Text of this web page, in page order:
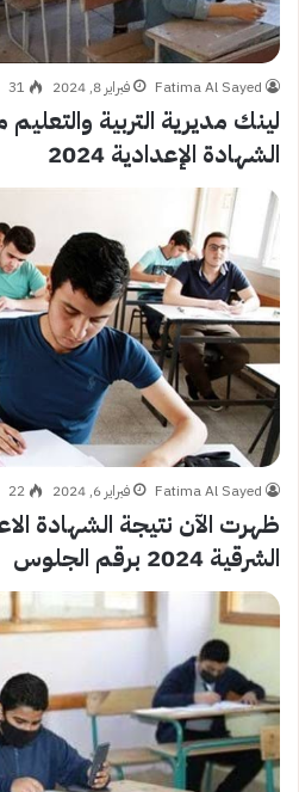
Fatima Al Sayed فبراير 8, 2024 31
لينك مديرية التربية
الشهادة الإعدادية 2024
Fatima Al Sayed فبراير 6, 2024 22
ظهرت الآن نتيجة الشهادة
الشرقية 2024 برقم الجلوس